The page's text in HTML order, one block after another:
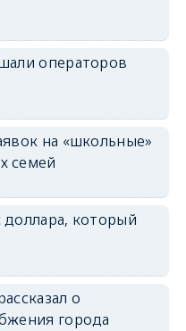
операторов
на «школьные»
семей
который
о
города